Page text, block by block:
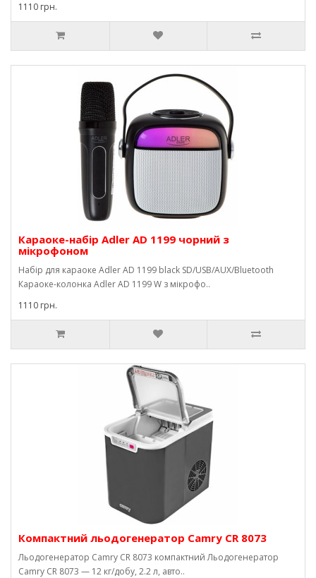
1110 грн.
Караоке-набір Adler AD 1199 чорний з
мікрофоном
Набір для караоке Adler AD 1199 black SD/USB/AUX/Bluetooth
Караоке-колонка Adler AD 1199 W з мікрофо..
1110 грн.
Компактний льодогенератор Camry CR 8073
Льодогенератор Camry CR 8073 компактний Льодогенератор
Camry CR 8073 — 12 кг/добу, 2.2 л, авто..